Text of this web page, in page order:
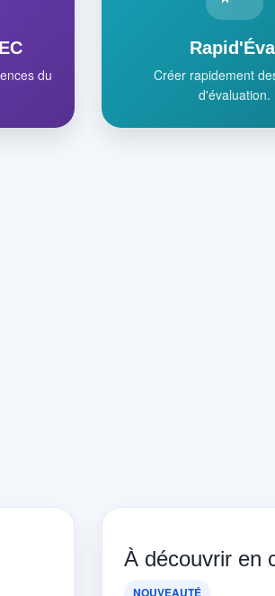
du
Rapid'Éval
Créer rapidement
d'évaluation.
À découvrir en
NOUVEAUTÉ